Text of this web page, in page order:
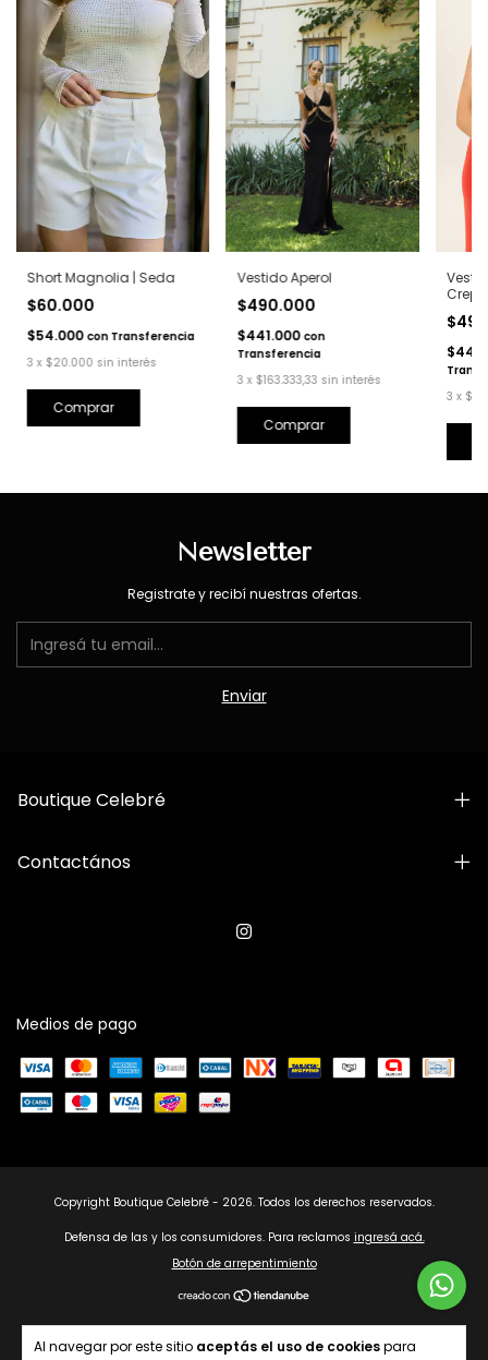
Al navegar por este sitio aceptás el uso de cookiespara
Short Magnolia | Seda
$60.000
$54.000 con Transferencia
3 x $20.000 sin interés
Comprar
Vestido Aperol
$490.000
$441.000 con
Transferencia
3 x $163.333,33 sin interés
Comprar
Crepé
3 x
Newsletter
Registrate y recibí nuestras ofertas.
Boutique Celebré
Contactános
Medios de pago
Copyright Boutique Celebré - 2026. Todos los derechos reservados.
Defensa de las y los consumidores. Para reclamos ingresá acá.
Botón de arrepentimiento